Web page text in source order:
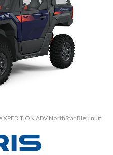
ADV NorthStar Bleu nuit